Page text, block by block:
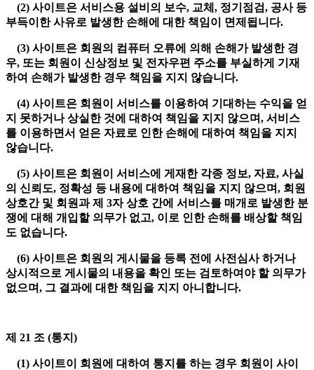
(2) 사이트은 서비스용 설비의 보수, 교체, 정기점검, 공사 등
부득이한 사유로 발생한 손해에 대한 책임이 면제됩니다.
(3) 사이트은 회원의 컴퓨터 오류에 의해 손해가 발생한 경
우, 또는 회원이 신상정보 및 전자우편 주소를 부실하게 기재
하여 손해가 발생한 경우 책임을 지지 않습니다.
(4) 사이트은 회원이 서비스를 이용하여 기대하는 수익을 얻
지 못하거나 상실한 것에 대하여 책임을 지지 않으며, 서비스
를 이용하면서 얻은 자료로 인한 손해에 대하여 책임을 지지
않습니다.
(5) 사이트은 회원이 서비스에 게재한 각종 정보, 자료, 사실
의 신뢰도, 정확성 등 내용에 대하여 책임을 지지 않으며, 회원
상호간 및 회원과 제 3자 상호 간에 서비스를 매개로 발생한 분
쟁에 대해 개입할 의무가 없고, 이로 인한 손해를 배상할 책임
도 없습니다.
(6) 사이트은 회원의 게시물을 등록 전에 사전심사 하거나
상시적으로 게시물의 내용을 확인 또는 검토하여야 할 의무가
없으며, 그 결과에 대한 책임을 지지 아니합니다.
제 21 조 (통지)
(1) 사이트이 회원에 대하여 통지를 하는 경우 회원이 사이